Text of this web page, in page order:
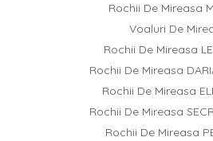
Rochii De Mireasa
Voaluri De
Rochii De Mireasa
Rochii De Mireasa
Rochii De Mireasa
Rochii De Mireasa
Rochii De Mireasa